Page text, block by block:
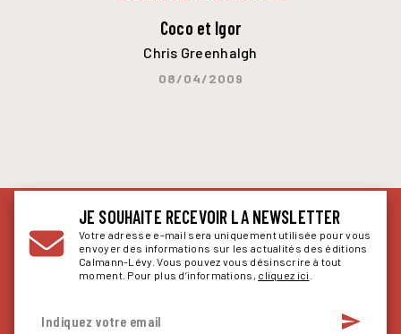
Coco et Igor
Chris Greenhalgh
08/04/2009
JE SOUHAITE RECEVOIR LA NEWSLETTER
Votre adresse e-mail sera uniquement utilisée pour vous
envoyer des informations sur les actualités des éditions
Calmann-Lévy. Vous pouvez vous désinscrire à tout
moment. Pour plus d’informations, cliquez ici
Indiquez votre email send